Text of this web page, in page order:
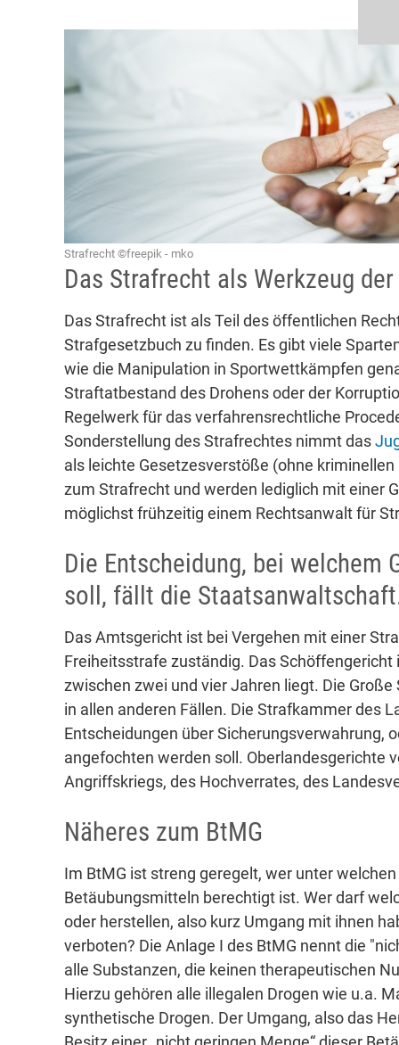
Strafrecht ©freepik - mko
Das Strafrecht als Werkzeug
Das Strafrecht ist als Teil des öffentlichen
Strafgesetzbuch zu finden. Es gibt viele
wie die Manipulation in Sportwettkämpfen
Straftatbestand des Drohens oder der
Regelwerk für das verfahrensrechtliche
Sonderstellung des Strafrechtes nimmt das
als leichte Gesetzesverstöße (ohne
zum Strafrecht und werden lediglich mit einer
möglichst frühzeitig einem Rechtsanwalt für
Die Entscheidung, bei welchem
soll, fällt die
Das Amtsgericht ist bei Vergehen mit einer
Freiheitsstrafe zuständig. Das
zwischen zwei und vier Jahren liegt. Die
in allen anderen Fällen. Die Strafkammer des
Entscheidungen über Sicherungsverwahrung,
angefochten werden soll. Oberlandesgerichte
Angriffskriegs, des Hochverrates, des
Näheres zum BtMG
Im BtMG ist streng geregelt, wer unter
Betäubungsmitteln berechtigt ist. Wer darf
oder herstellen, also kurz Umgang mit ihnen
verboten? Die Anlage I des BtMG nennt die
alle Substanzen, die keinen therapeutischen
Hierzu gehören alle illegalen Drogen wie u.a.
synthetische Drogen. Der Umgang, also das